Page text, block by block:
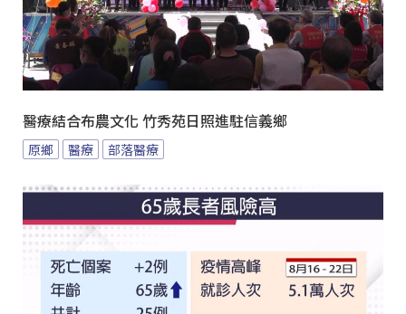
醫療結合布農文化 竹秀苑日照進駐信義鄉
原鄉 醫療 部落醫療